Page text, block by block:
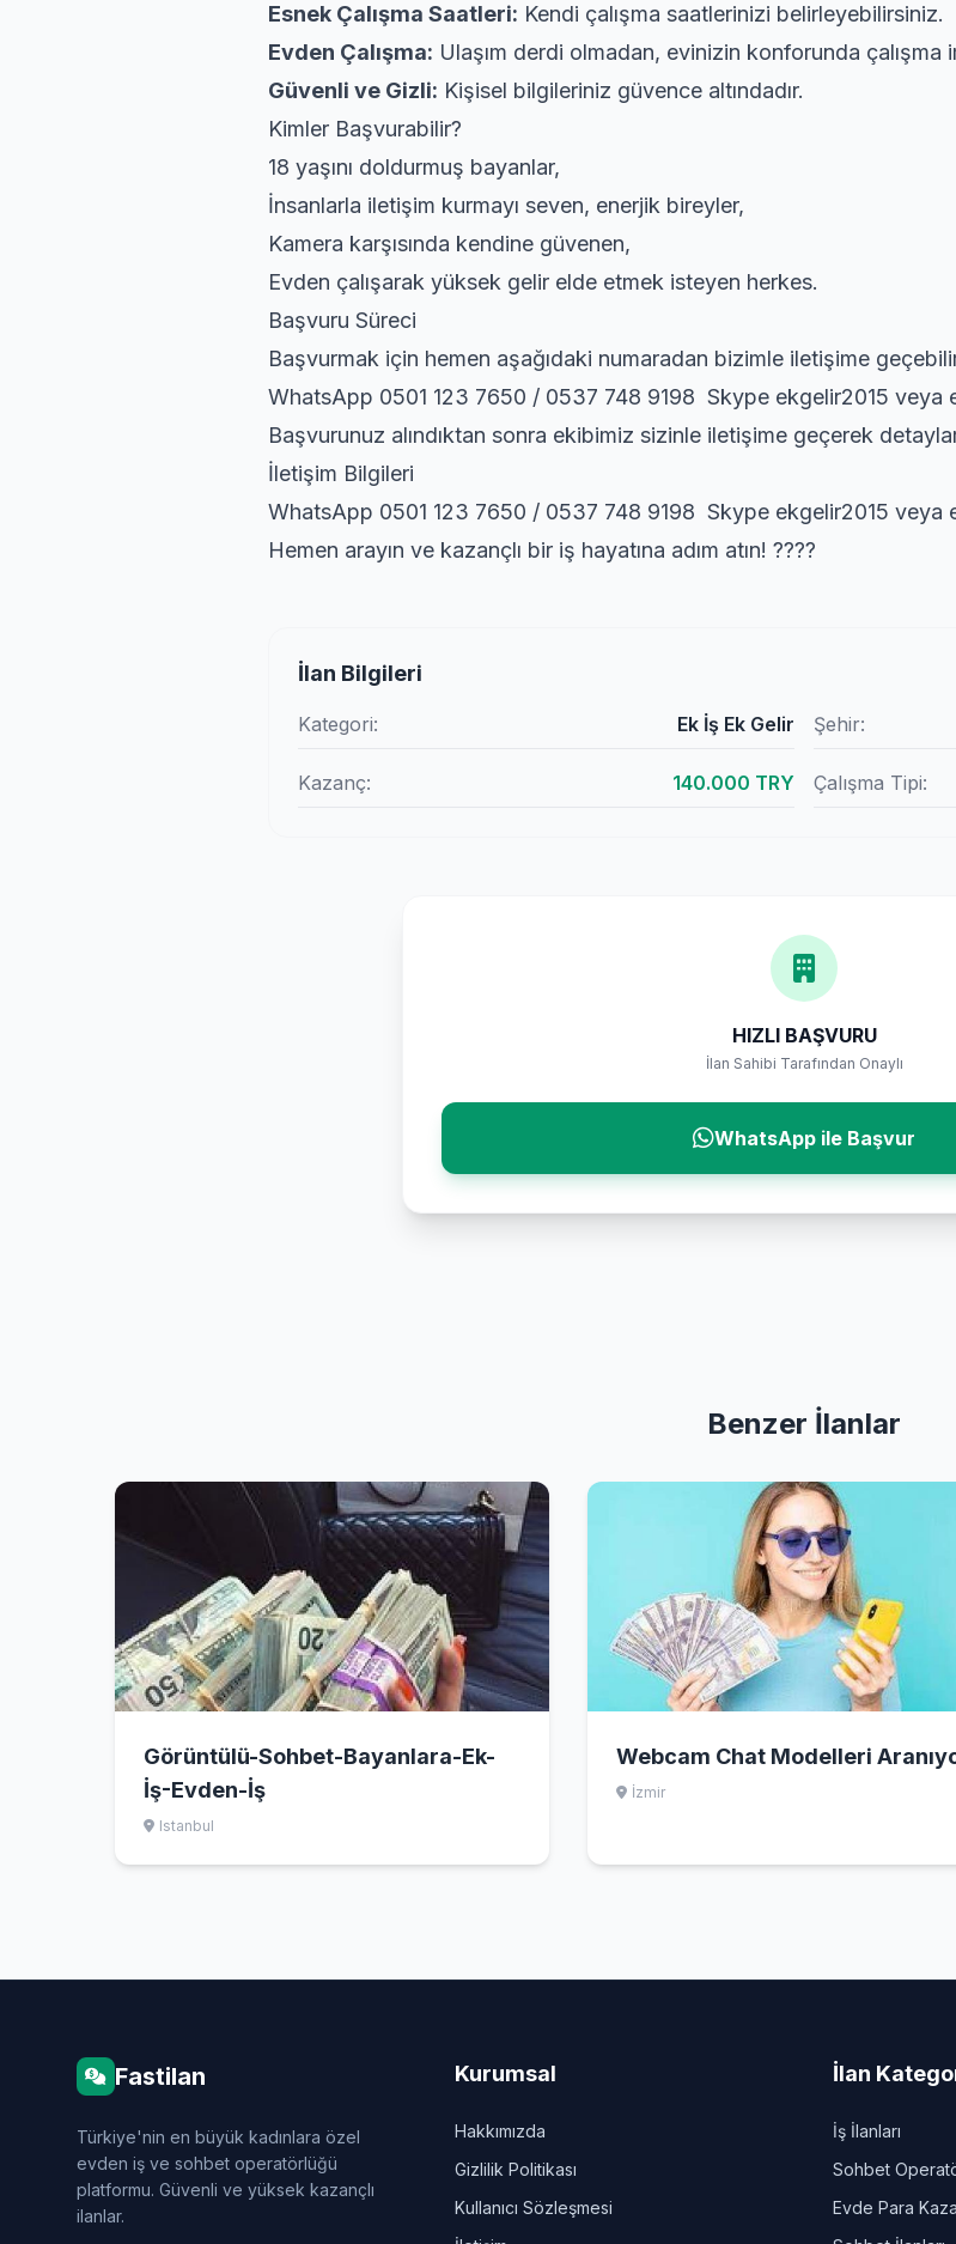
Esnek Çalışma Saatleri: Kendi çalışma saatlerinizi belirleyebilirsiniz.
Evden Çalışma: Ulaşım derdi olmadan, evinizin konforunda çalışma
Güvenli ve Gizli: Kişisel bilgileriniz güvence altındadır.
Kimler Başvurabilir?
18 yaşını doldurmuş bayanlar,
İnsanlarla iletişim kurmayı seven, enerjik bireyler,
Kamera karşısında kendine güvenen,
Evden çalışarak yüksek gelir elde etmek isteyen herkes.
Başvuru Süreci
Başvurmak için hemen aşağıdaki numaradan bizimle iletişime
WhatsApp 0501 123 7650 / 0537 748 9198 Skype ekgelir2015 veya
Başvurunuz alındıktan sonra ekibimiz sizinle iletişime geçerek
İletişim Bilgileri
WhatsApp 0501 123 7650 / 0537 748 9198 Skype ekgelir2015 veya
Hemen arayın ve kazançlı bir iş hayatına adım atın! ????
İlan Bilgileri
Kategori: Ek İş Ek Gelir Şehir:
Kazanç: 140.000 TRY Çalışma Tipi:
HIZLI BAŞVURU
İlan Sahibi Tarafından Onaylı
WhatsApp ile Başvur
Benzer İlanlar
Görüntülü-Sohbet-Bayanlara-Ek-
İş-Evden-İş
Istanbul
Webcam Chat Modelleri
İzmir
Fastilan
Türkiye'nin en büyük kadınlara özel
evden iş ve sohbet operatörlüğü
platformu. Güvenli ve yüksek kazançlı
ilanlar.
Kurumsal
Hakkımızda
Gizlilik Politikası
Kullanıcı Sözleşmesi
İlan
İş İlanları
Sohbet
Evde Para